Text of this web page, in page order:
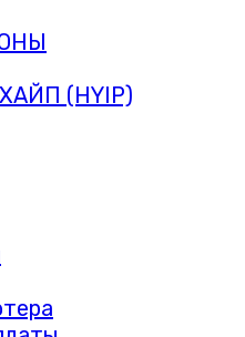
(HYIP)